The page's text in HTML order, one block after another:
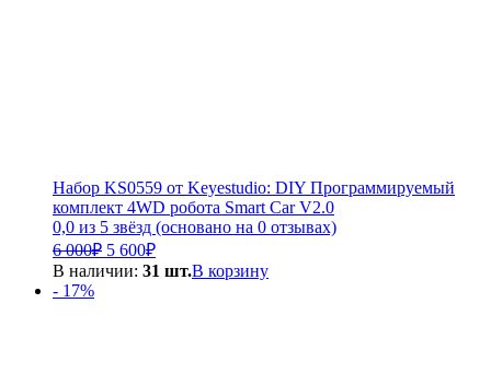
Набор KS0559 от Keyestudio: DIY Программируемый
комплект 4WD робота Smart Car V2.0
0,0 из 5 звёзд (основано на 0 отзывах)
6 000₽ Первоначальная
цена
5 600₽Текущая
цена:
В наличии: 31 шт.В корзину
- 17%